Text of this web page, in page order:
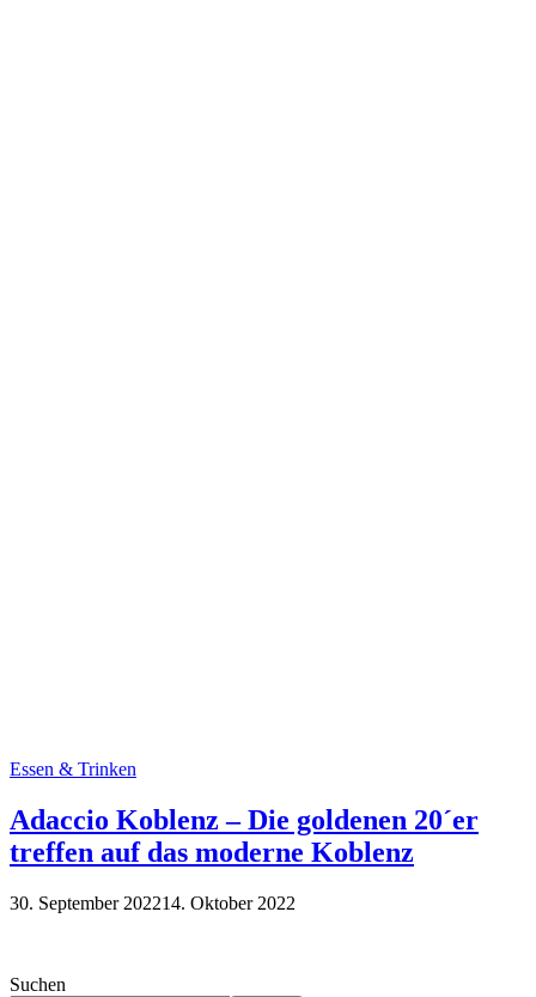
Essen & Trinken
Adaccio Koblenz – Die goldenen 20´er
treffen auf das moderne Koblenz
30. September 202214. Oktober 2022
Suchen